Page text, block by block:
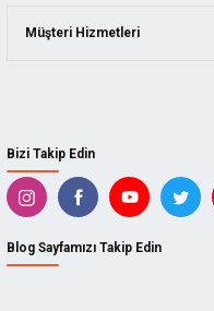
Bizi Takip Edin
Blog Sayfamızı Takip Edin
Müşteri Hizmetleri